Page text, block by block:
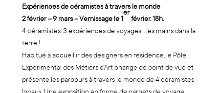
Expériences de céramistes à travers le monde
2 février – 9 mars –Vernissage le 1
er
février, 18h.
4 céramistes, 3 expériences de voyages… les mains dans la
terre !
Habitué à accueillir des designers en résidence, le Pôle
Expérimental des Métiers d’Art change de point de vue et
présente les parcours à travers le monde de 4 céramistes